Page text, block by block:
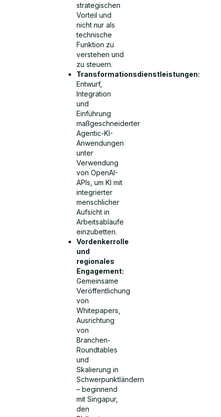
strategischen
Vorteil und
nicht nur als
technische
Funktion zu
verstehen und
zu steuern.
Transformationsdienstleistungen:
Entwurf,
Integration
und
Einführung
maßgeschneiderter
Agentic-KI-
Anwendungen
unter
Verwendung
von OpenAI-
APIs, um KI mit
integrierter
menschlicher
Aufsicht in
Arbeitsabläufe
einzubetten.
Vordenkerrolle
und
regionales
Engagement:
Gemeinsame
Veröffentlichung
von
Whitepapers,
Ausrichtung
von
Branchen-
Roundtables
und
Skalierung in
Schwerpunktländern
– beginnend
mit Singapur,
den